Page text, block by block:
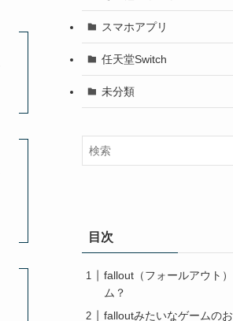
スマホアプリ
任天堂Switch
未分類
目次
fallout（フォールアウト
ム？
falloutみたいなゲームの